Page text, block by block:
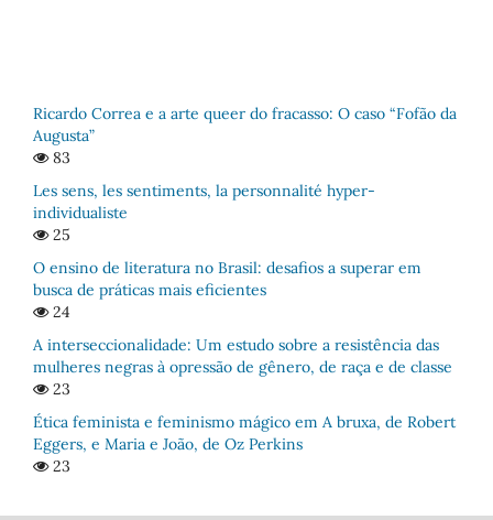
Ricardo Correa e a arte queer do fracasso: O caso “Fofão da
Augusta”
83
Les sens, les sentiments, la personnalité hyper-
individualiste
25
O ensino de literatura no Brasil: desafios a superar em
busca de práticas mais eficientes
24
A interseccionalidade: Um estudo sobre a resistência das
mulheres negras à opressão de gênero, de raça e de classe
23
Ética feminista e feminismo mágico em A bruxa, de Robert
Eggers, e Maria e João, de Oz Perkins
23